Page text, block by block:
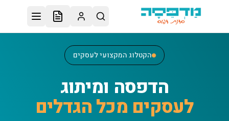
דלג לתוכן הראשי
הקטלוג המקצועי לעסקים
הדפסה ומיתוג
לעסקים מכל הגדלים